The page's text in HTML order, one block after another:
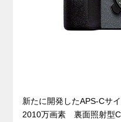
新たに開発したAPS-Cサ
2010万画素 裏面照射型